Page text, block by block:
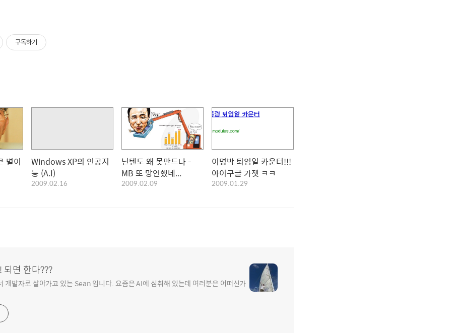
구독하기
별이
Windows XP의 인공지
능 (A.I)
2009.02.16
닌텐도 왜 못만드나 -
MB 또 망언했네...
2009.02.09
이명박 퇴임일 카운터!!!
아이구글 가젯 ㅋㅋ
2009.01.29
면 한다???
개발자로 살아가고 있는 Sean 입니다. 요즘은 AI에 심취해 있는데 여러분은 어떠신가